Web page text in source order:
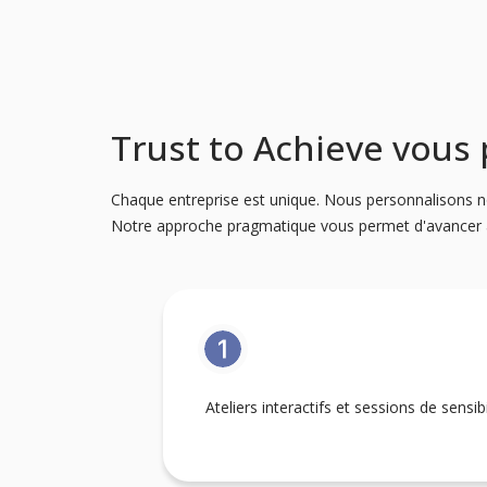
Trust to Achieve
Chaque entreprise est unique. Nous
Notre approche pragmatique vous permet
Ateliers interactifs et sessions de